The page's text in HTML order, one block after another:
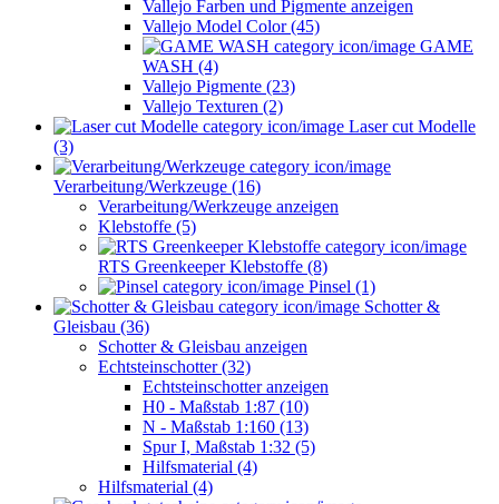
Vallejo Farben und Pigmente anzeigen
Vallejo Model Color (45)
GAME
WASH (4)
Vallejo Pigmente (23)
Vallejo Texturen (2)
Laser cut Modelle
(3)
Verarbeitung/Werkzeuge (16)
Verarbeitung/Werkzeuge anzeigen
Klebstoffe (5)
RTS Greenkeeper Klebstoffe (8)
Pinsel (1)
Schotter &
Gleisbau (36)
Schotter & Gleisbau anzeigen
Echtsteinschotter (32)
Echtsteinschotter anzeigen
H0 - Maßstab 1:87 (10)
N - Maßstab 1:160 (13)
Spur I, Maßstab 1:32 (5)
Hilfsmaterial (4)
Hilfsmaterial (4)